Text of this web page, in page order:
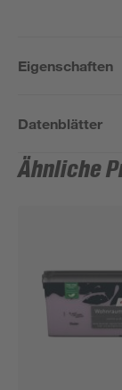
Eigenschaften
Datenblätter
Ähnliche